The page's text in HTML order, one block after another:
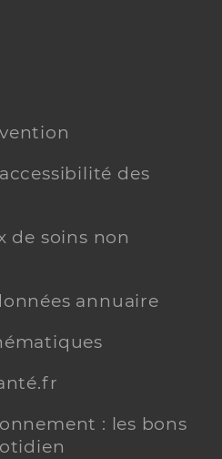
des
de soins non
annuaire
: les bons